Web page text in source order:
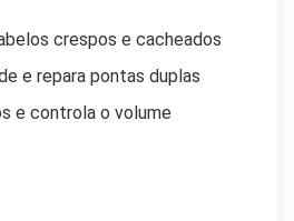
crespos e cacheados
e repara pontas duplas
e controla o volume